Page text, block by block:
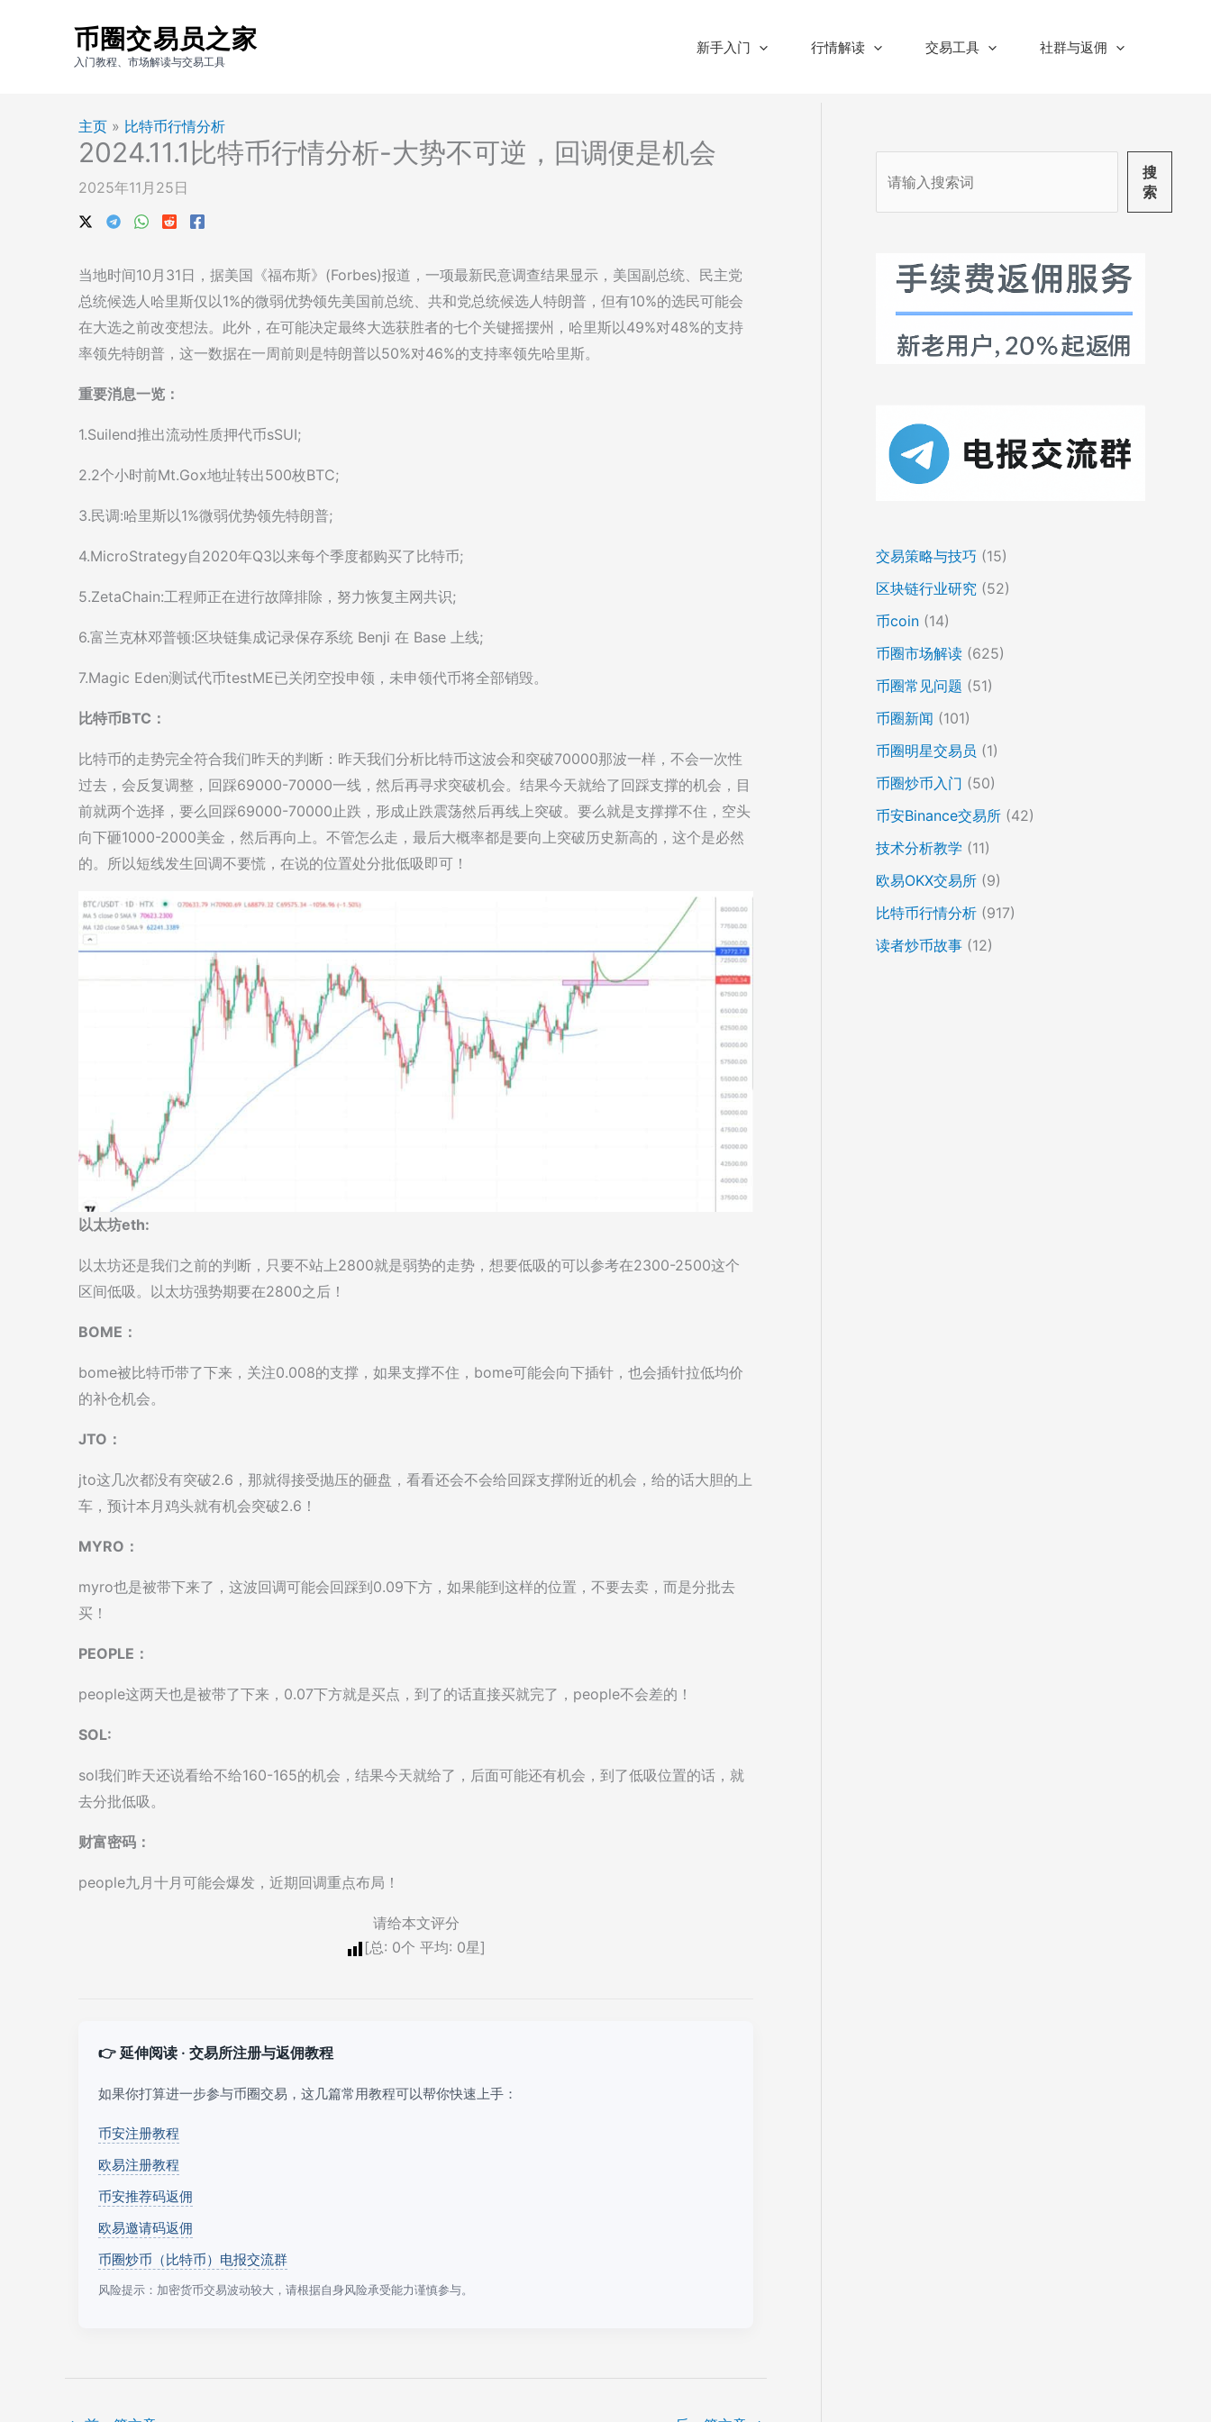
币圈交易员之家
入门教程、市场解读与交易工具
新手入门 行情解读 交易工具 社群与返佣
主页 » 比特币行情分析
2024.11.1比特币行情分析-大势不可逆，回调便是机会
2025年11月25日
当地时间10月31日，据美国《福布斯》(Forbes)报道，一项最新民意调查结果显示，美国副总统、民主党
总统候选人哈里斯仅以1%的微弱优势领先美国前总统、共和党总统候选人特朗普，但有10%的选民可能会
在大选之前改变想法。此外，在可能决定最终大选获胜者的七个关键摇摆州，哈里斯以49%对48%的支持
率领先特朗普，这一数据在一周前则是特朗普以50%对46%的支持率领先哈里斯。
重要消息一览：
1.Suilend推出流动性质押代币sSUI;
2.2个小时前Mt.Gox地址转出500枚BTC;
3.民调:哈里斯以1%微弱优势领先特朗普;
4.MicroStrategy自2020年Q3以来每个季度都购买了比特币;
5.ZetaChain:工程师正在进行故障排除，努力恢复主网共识;
6.富兰克林邓普顿:区块链集成记录保存系统 Benji 在 Base 上线;
7.Magic Eden测试代币testME已关闭空投申领，未申领代币将全部销毁。
比特币BTC：
比特币的走势完全符合我们昨天的判断：昨天我们分析比特币这波会和突破70000那波一样，不会一次性
过去，会反复调整，回踩69000-70000一线，然后再寻求突破机会。结果今天就给了回踩支撑的机会，目
前就两个选择，要么回踩69000-70000止跌，形成止跌震荡然后再线上突破。要么就是支撑撑不住，空头
向下砸1000-2000美金，然后再向上。不管怎么走，最后大概率都是要向上突破历史新高的，这个是必然
的。所以短线发生回调不要慌，在说的位置处分批低吸即可！
以太坊eth:
以太坊还是我们之前的判断，只要不站上2800就是弱势的走势，想要低吸的可以参考在2300-2500这个
区间低吸。以太坊强势期要在2800之后！
BOME：
bome被比特币带了下来，关注0.008的支撑，如果支撑不住，bome可能会向下插针，也会插针拉低均价
的补仓机会。
JTO：
jto这几次都没有突破2.6，那就得接受抛压的砸盘，看看还会不会给回踩支撑附近的机会，给的话大胆的上
车，预计本月鸡头就有机会突破2.6！
MYRO：
myro也是被带下来了，这波回调可能会回踩到0.09下方，如果能到这样的位置，不要去卖，而是分批去
买！
PEOPLE：
people这两天也是被带了下来，0.07下方就是买点，到了的话直接买就完了，people不会差的！
SOL:
sol我们昨天还说看给不给160-165的机会，结果今天就给了，后面可能还有机会，到了低吸位置的话，就
去分批低吸。
财富密码：
people九月十月可能会爆发，近期回调重点布局！
请给本文评分
[总: 0个 平均: 0星]
👉 延伸阅读 · 交易所注册与返佣教程
如果你打算进一步参与币圈交易，这几篇常用教程可以帮你快速上手：
币安注册教程
欧易注册教程
币安推荐码返佣
欧易邀请码返佣
币圈炒币（比特币）电报交流群
风险提示：加密货币交易波动较大，请根据自身风险承受能力谨慎参与。
搜
索
交易策略与技巧 (15)
区块链行业研究 (52)
币coin (14)
币圈市场解读 (625)
币圈常见问题 (51)
币圈新闻 (101)
币圈明星交易员 (1)
币圈炒币入门 (50)
币安Binance交易所 (42)
技术分析教学 (11)
欧易OKX交易所 (9)
比特币行情分析 (917)
读者炒币故事 (12)